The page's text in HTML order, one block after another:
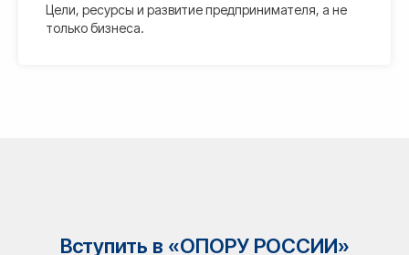
Цели, ресурсы и развитие предпринимателя, а не
только бизнеса.
Вступить в «ОПОРУ РОССИИ»